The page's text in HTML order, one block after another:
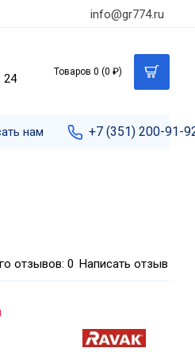
info@gr774.ru
24
Товаров 0 (0 ₽)
нам +7 (351) 200-91-
отзывов: 0 Написать отзыв